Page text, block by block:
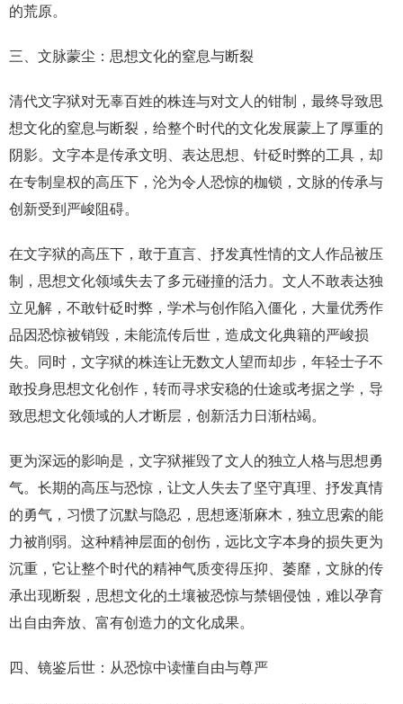
的荒原。
三、文脉蒙尘：思想文化的窒息与断裂
清代文字狱对无辜百姓的株连与对文人的钳制，最终导致思
想文化的窒息与断裂，给整个时代的文化发展蒙上了厚重的
阴影。文字本是传承文明、表达思想、针砭时弊的工具，却
在专制皇权的高压下，沦为令人恐惊的枷锁，文脉的传承与
创新受到严峻阻碍。
在文字狱的高压下，敢于直言、抒发真性情的文人作品被压
制，思想文化领域失去了多元碰撞的活力。文人不敢表达独
立见解，不敢针砭时弊，学术与创作陷入僵化，大量优秀作
品因恐惊被销毁，未能流传后世，造成文化典籍的严峻损
失。同时，文字狱的株连让无数文人望而却步，年轻士子不
敢投身思想文化创作，转而寻求安稳的仕途或考据之学，导
致思想文化领域的人才断层，创新活力日渐枯竭。
更为深远的影响是，文字狱摧毁了文人的独立人格与思想勇
气。长期的高压与恐惊，让文人失去了坚守真理、抒发真情
的勇气，习惯了沉默与隐忍，思想逐渐麻木，独立思索的能
力被削弱。这种精神层面的创伤，远比文字本身的损失更为
沉重，它让整个时代的精神气质变得压抑、萎靡，文脉的传
承出现断裂，思想文化的土壤被恐惊与禁锢侵蚀，难以孕育
出自由奔放、富有创造力的文化成果。
四、镜鉴后世：从恐惊中读懂自由与尊严